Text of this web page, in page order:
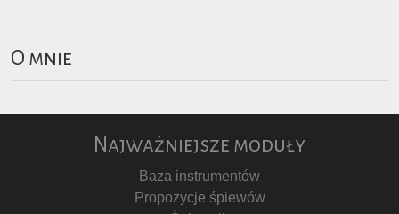
O mnie
Najważniejsze moduły
Baza instrumentów
Propozycje śpiewów